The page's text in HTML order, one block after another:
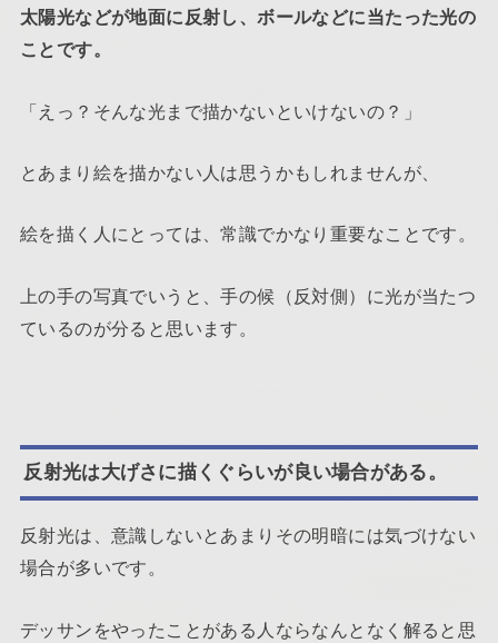
太陽光などが地面に反射し、ボールなどに当たった光の
ことです。
「えっ？そんな光まで描かないといけないの？」
とあまり絵を描かない人は思うかもしれませんが、
絵を描く人にとっては、常識でかなり重要なことです。
上の手の写真でいうと、手の候（反対側）に光が当たつ
ているのが分ると思います。
反射光は大げさに描くぐらいが良い場合がある。
反射光は、意識しないとあまりその明暗には気づけない
場合が多いです。
デッサンをやったことがある人ならなんとなく解ると思